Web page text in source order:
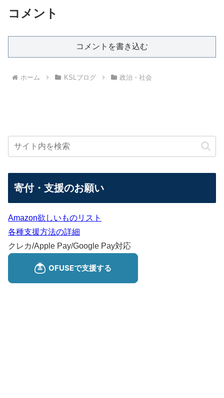
コメント
コメントを書き込む
ホーム KSLブログ 政治・社会
寄付・支援のお願い
Amazon欲しいものリスト
各種支援方法の詳細
クレカ/Apple Pay/Google Pay対応